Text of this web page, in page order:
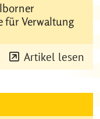
für Verwaltung
Artikel lesen